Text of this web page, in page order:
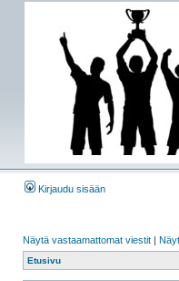
Kirjaudu sisään
Näytä vastaamattomat viestit |
Etusivu